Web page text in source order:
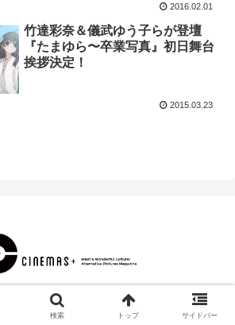
2016.02.01
竹達彩奈＆儀武ゆう子らが登壇
『たまゆら〜卒業写真』初日舞台
挨拶決定！
2015.03.23
© 2000 CINEMAS＋.
検索 トップ サイドバー